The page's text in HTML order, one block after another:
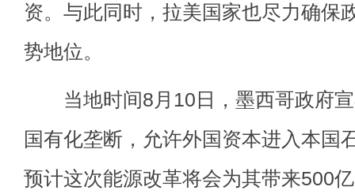
资。与此同时，拉美国家也尽力确保
势地位。
当地时间8月10日，墨西哥政府宣
国有化垄断，允许外国资本进入本国
预计这次能源改革将会为其带来500